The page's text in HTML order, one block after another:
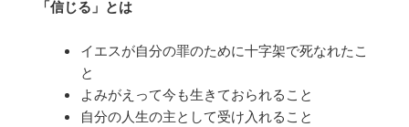
「信じる」とは
イエスが自分の罪のために十字架で死なれたこ
と
よみがえって今も生きておられること
自分の人生の主として受け入れること